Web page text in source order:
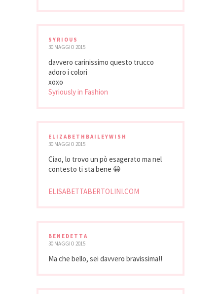
SYRIOUS
30 MAGGIO 2015
davvero carinissimo questo trucco
adoro i colori
xoxo
Syriously in Fashion
ELIZABETHBAILEYWISH
30 MAGGIO 2015
Ciao, lo trovo un pò esagerato ma nel
contesto ti sta bene 😀
ELISABETTABERTOLINI.COM
BENEDETTA
30 MAGGIO 2015
Ma che bello, sei davvero bravissima!!